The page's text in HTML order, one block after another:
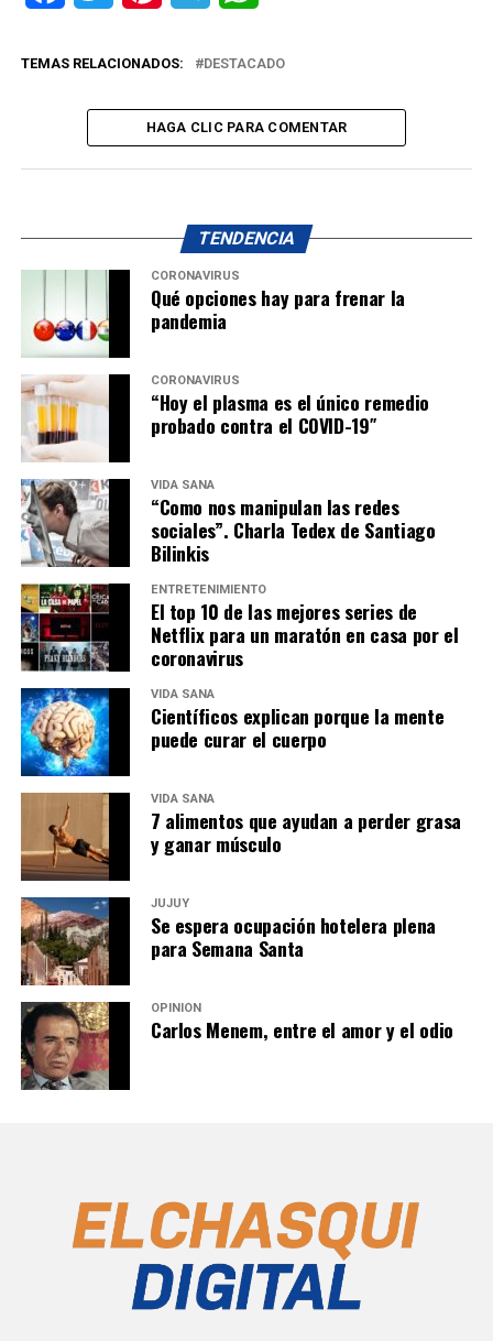
TEMAS RELACIONADOS: DESTACADO
HAGA CLIC PARA COMENTAR
TENDENCIA
CORONAVIRUS
Qué opciones hay para frenar la
pandemia
CORONAVIRUS
“Hoy el plasma es el único remedio
probado contra el COVID-19″
VIDA SANA
“Como nos manipulan las redes
sociales”. Charla Tedex de Santiago
Bilinkis
ENTRETENIMIENTO
El top 10 de las mejores series de
Netflix para un maratón en casa por el
coronavirus
VIDA SANA
Científicos explican porque la mente
puede curar el cuerpo
VIDA SANA
7 alimentos que ayudan a perder grasa
y ganar músculo
JUJUY
Se espera ocupación hotelera plena
para Semana Santa
OPINIÓN
Carlos Menem, entre el amor y el odio